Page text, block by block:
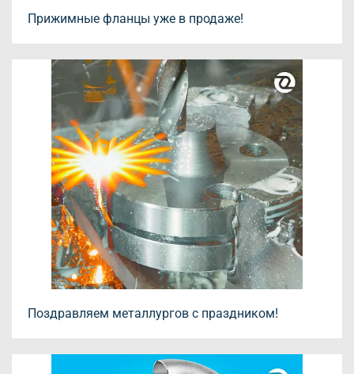
Прижимные фланцы уже в продаже!
Поздравляем металлургов с праздником!